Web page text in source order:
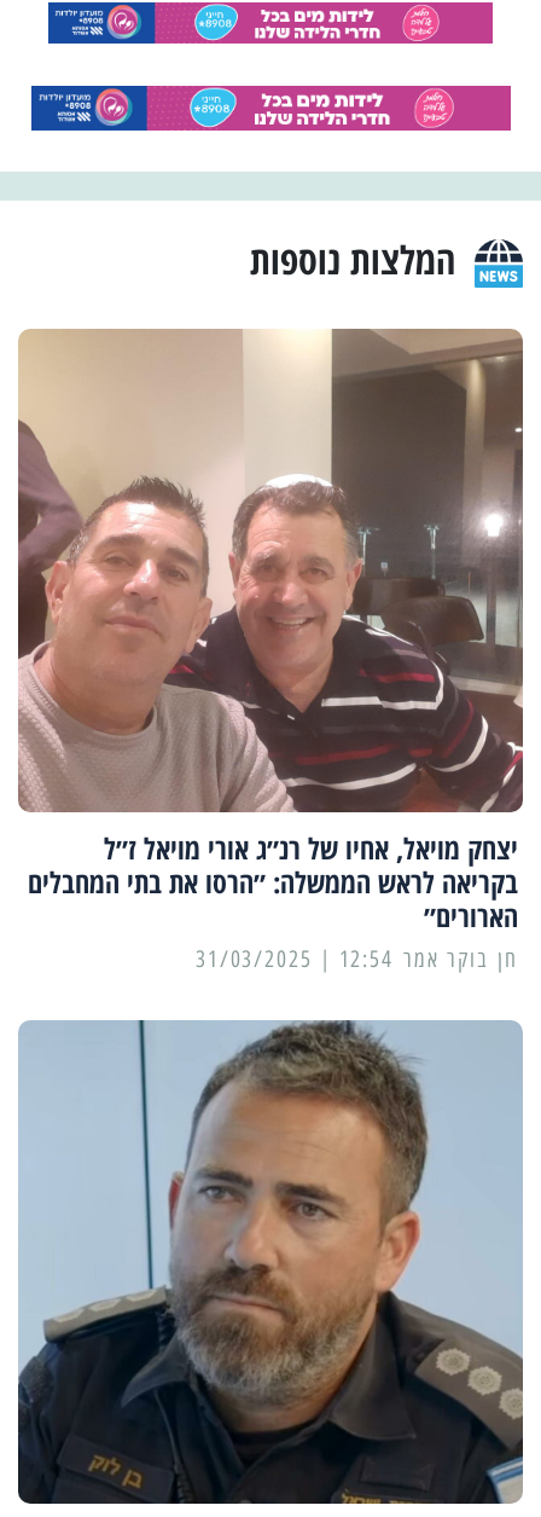
המלצות נוספות
יצחק מויאל, אחיו של רנ״ג אורי מויאל ז״ל
בקריאה לראש הממשלה: ״הרסו את בתי המחבלים
הארורים״
12:54 | 31/03/2025